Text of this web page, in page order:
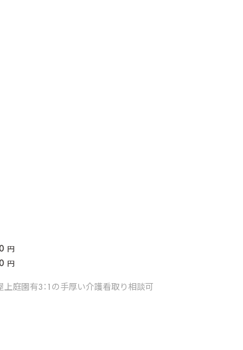
円
円
上庭園有3：1の手厚い介護看取り相談可